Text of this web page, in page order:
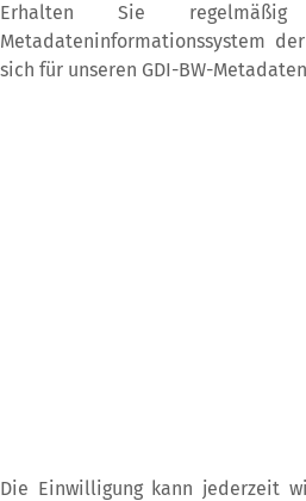
Erhalten Sie regelmäßig
Metadateninformationssystem
sich für unseren GDI-BW-
Die Einwilligung kann jederzeit